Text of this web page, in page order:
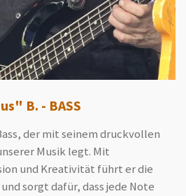
B. - BASS
der mit seinem druckvollen
Musik legt. Mit
und Kreativität führt er die
sorgt dafür, dass jede Note